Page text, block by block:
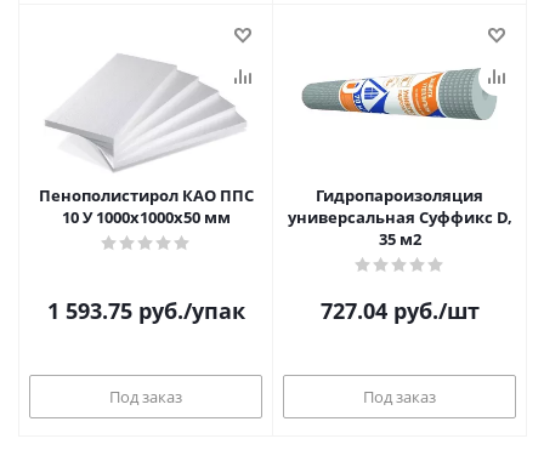
Пенополистирол КАО ППС
10 У 1000х1000х50 мм
1 593.75руб./упак
Под заказ
Гидропароизоляция
универсальная Суффикс D,
35 м2
727.04руб./шт
Под заказ